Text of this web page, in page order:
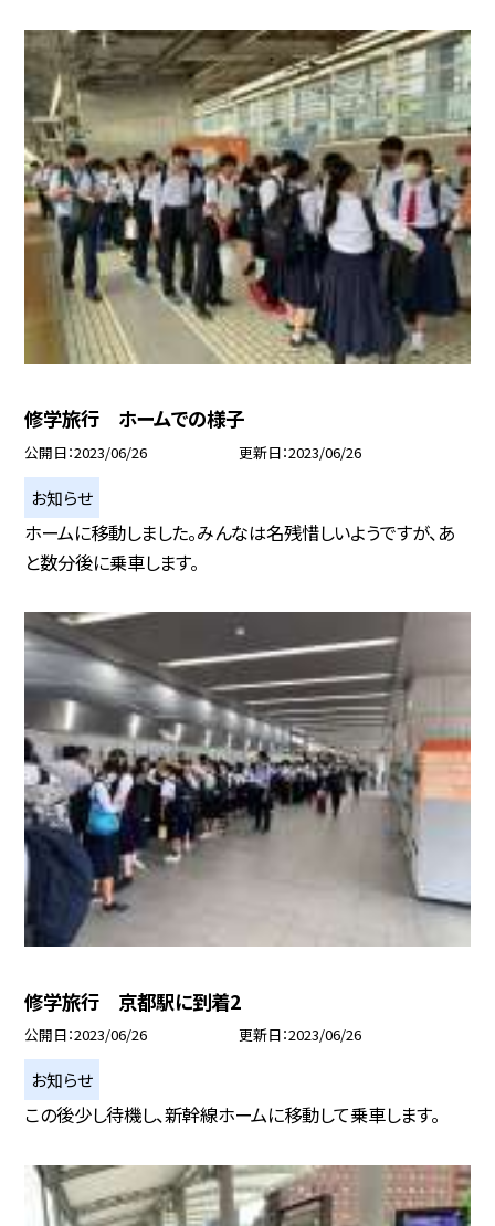
修学旅行 ホームでの様子
公開日 2023/06/26 更新日 2023/06/26
お知らせ
ホームに移動しました。みんなは名残惜しいようですが、あ
と数分後に乗車します。
修学旅行 京都駅に到着2
公開日 2023/06/26 更新日 2023/06/26
お知らせ
この後少し待機し、新幹線ホームに移動して乗車します。